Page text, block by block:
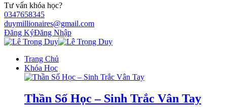
Tư vấn khóa học?
0347658345
duymillionaires@gmail.com
Đăng KýĐăng Nhập
Trang Chủ
Khóa Học
Thần Số Học – Sinh Trắc Vân Tay